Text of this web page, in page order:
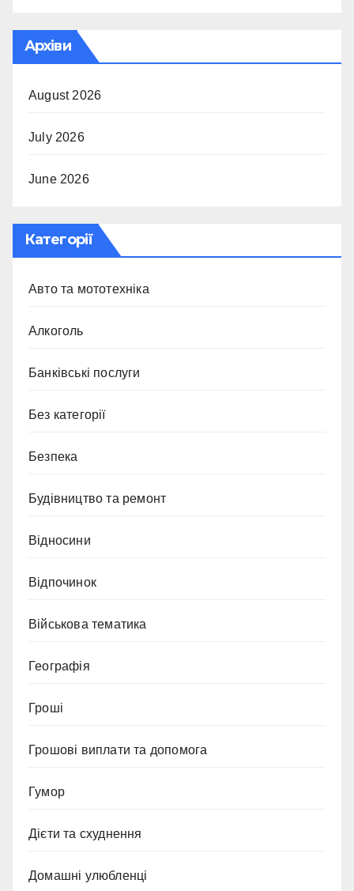
Архіви
August 2026
July 2026
June 2026
Категорії
Авто та мототехніка
Алкоголь
Банківські послуги
Без категорії
Безпека
Будівництво та ремонт
Відносини
Відпочинок
Військова тематика
Географія
Гроші
Грошові виплати та допомога
Гумор
Дієти та схуднення
Домашні улюбленці